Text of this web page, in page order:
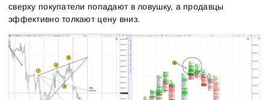
сверху покупатели попадают в ловушку, а продавцы
эффективно толкают цену вниз.